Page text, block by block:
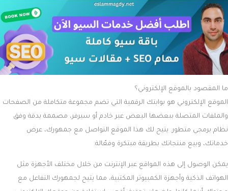
ما المقصود بالموقع الإلكتروني؟
الموقع الإلكتروني هو بوابتك الرقمية التي تضم مجموعة متكاملة من الصفحات
والملفات المتصلة ببعضها البعض عبر خادم أو سيرفر، مصممة بدقة وفق
نظام برمجي متطور. يتيح لك هذا الموقع التواصل مع جمهورك، عرض
خدماتك، وبيع منتجاتك بطريقة مبتكرة وفعّالة.
يمكن الوصول إلى هذه المواقع عبر الإنترنت من خلال مختلف الأجهزة مثل
الهواتف الذكية وأجهزة الكمبيوتر المكتبية، مما يتيح لجمهورك التفاعل مع